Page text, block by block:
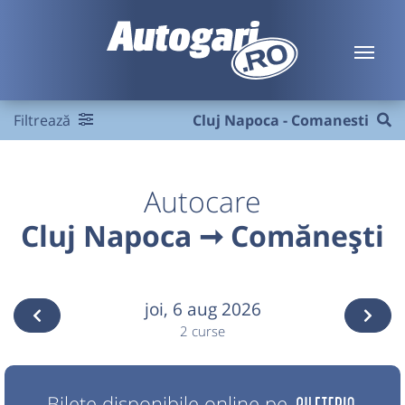
Filtrează Cluj Napoca - Comanesti
Autocare
Cluj Napoca ➞ Comănești
joi, 6 aug 2026
2 curse